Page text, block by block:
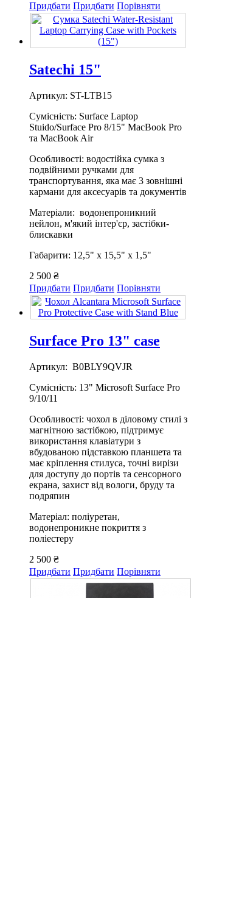
Придбати Придбати Порівняти
Satechi 15"
Артикул: ST-LTB15
Сумісність: Surface Laptop
Stuido/Surface Pro 8/15" MacBook Pro
та MacBook Air
Особливості: водостійка сумка з
подвійними ручками для
транспортування, яка має 3 зовнішні
кармани для аксесуарів та документів
Матеріали: водонепроникний
нейлон, м'який інтер'єр, застібки-
блискавки
Габарити: 12,5" х 15,5" х 1,5"
2 500 ₴
Придбати Придбати Порівняти
Surface Pro 13" case
Артикул: B0BLY9QVJR
Сумісність: 13" Microsoft Surface Pro
9/10/11
Особливості: чохол в діловому стилі з
магнітною застібкою, підтримує
використання клавіатури з
вбудованою підставкою планшета та
має кріплення стилуса, точні вирізи
для доступу до портів та сенсорного
екрана, захист від вологи, бруду та
подряпин
Матеріал: поліуретан,
водонепроникне покриття з
поліестеру
2 500 ₴
Придбати Придбати Порівняти